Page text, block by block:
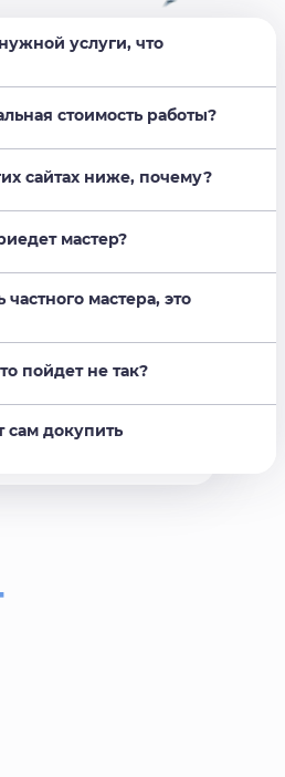
услуги, что
стоимость работы?
сайтах ниже, почему?
мастер?
частного мастера, это
пойдет не так?
сам докупить